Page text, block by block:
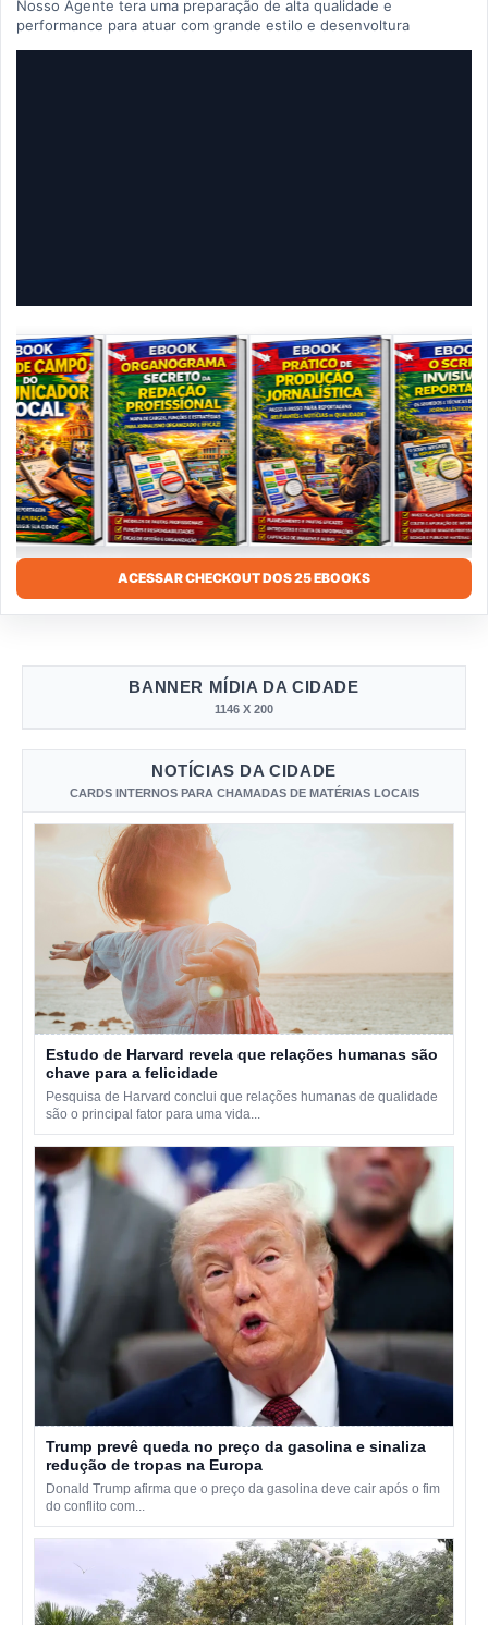
Nosso Agente tera uma preparação de alta qualidade e
performance para atuar com grande estilo e desenvoltura
ACESSAR CHECKOUT DOS 25 EBOOKS
BANNER MÍDIA DA CIDADE
1146 X 200
NOTÍCIAS DA CIDADE
CARDS INTERNOS PARA CHAMADAS DE MATÉRIAS LOCAIS
Estudo de Harvard revela que relações humanas são
chave para a felicidade
Pesquisa de Harvard conclui que relações humanas de qualidade
são o principal fator para uma vida...
Trump prevê queda no preço da gasolina e sinaliza
redução de tropas na Europa
Donald Trump afirma que o preço da gasolina deve cair após o fim
do conflito com...